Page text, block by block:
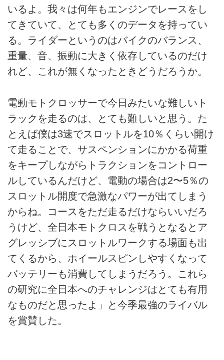
いるよ。我々は何年もエンジンでレースをし
てきていて、とても多くのデータを持ってい
る。ライダーというのはバイクのバランス、
重量、音、振動に大きく依存しているのだけ
れど、これが無くなったときどうだろうか。
電動モトクロッサーで今日みたいな難しいト
ラックを走るのは、とても難しいと思う。た
とえば僕は3速でスロットルを10％くらい開け
て走ることで、サスペンションにかかる荷重
をキープしながらトラクションをコントロー
ルしているんだけど、電動の場合は2〜5％の
スロットル開度で急激なパワーが出てしまう
からね。コースをただ走るだけならいいだろ
うけど、全日本モトクロスを戦うとなるとア
グレッシブにスロットルワークする場面も出
てくるから、ホイールスピンしやすくなって
バッテリーも消費してしまうだろう。これら
の研究に全日本へのチャレンジはとても有用
なものだと思ったよ」と今季最強のライバル
を賞賛した。